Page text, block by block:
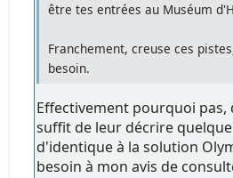
être tes entrées au Muséum
Franchement, creuse ces
besoin.
Effectivement pourquoi
suffit de leur décrire
d'identique à la solution
besoin à mon avis de